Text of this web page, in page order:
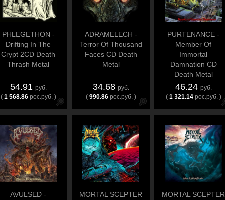
PHLEGETHON -
Drifting In The
Crypt 2CD Death
Thrash Metal
54.91 руб.
( 1 568.86 рос.руб. )
ADRAMELECH -
Terror Of Thousand
Faces CD Death
Metal
34.68 руб.
( 990.86 рос.руб. )
PURTENANCE -
Member Of
Immortal
Damnation CD
Death Metal
46.24 руб.
( 1 321.14 рос.руб. )
AVULSED -
MORTAL SCEPTER
MORTAL SCEPTER